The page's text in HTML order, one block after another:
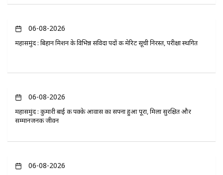
06-08-2026
महासमुंद : बिहान मिशन के विभिन्न संविदा पदों की मेरिट सूची निरस्त, परीक्षा स्थगित
06-08-2026
महासमुंद : कुमारी बाई की पक्के आवास का सपना हुआ पूरा, मिला सुरक्षित और
सम्मानजनक जीवन
06-08-2026